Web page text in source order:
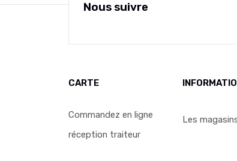
Nous suivre
CARTE
Commandez en ligne
réception traiteur
Les